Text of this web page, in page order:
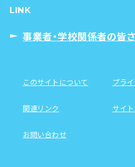
LINK
事業者・学校関係者の皆
このサイトについて プラ
関連リンク サイ
お問い合わせ